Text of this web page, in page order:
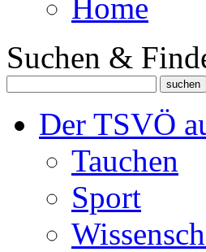
Home
Suchen &
Der TSVÖ
Tauchen
Sport